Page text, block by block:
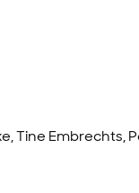
Tine Embrechts,